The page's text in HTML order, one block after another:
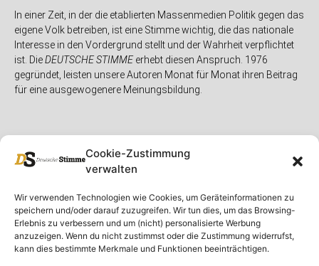
Cookie-Zustimmung
verwalten
Wir verwenden Technologien wie Cookies, um Geräteinformationen zu
speichern und/oder darauf zuzugreifen. Wir tun dies, um das Browsing-
Erlebnis zu verbessern und um (nicht) personalisierte Werbung
anzuzeigen. Wenn du nicht zustimmst oder die Zustimmung widerrufst,
kann dies bestimmte Merkmale und Funktionen beeinträchtigen.
In einer Zeit, in der die etablierten Massenmedien Politik gegen das
eigene Volk betreiben, ist eine Stimme wichtig, die das nationale
Interesse in den Vordergrund stellt und der Wahrheit verpflichtet
ist. DieDEUTSCHE STIMMEerhebt diesen Anspruch. 1976
gegründet, leisten unsere Autoren Monat für Monat ihren Beitrag
für eine ausgewogenere Meinungsbildung.
Unser Magazin
Spenden
Ausgaben
Rubriken
Deutschland
Ausland
Rechtliches
Rechtliche Hinweise
Impressum
Datenschutzerklärung